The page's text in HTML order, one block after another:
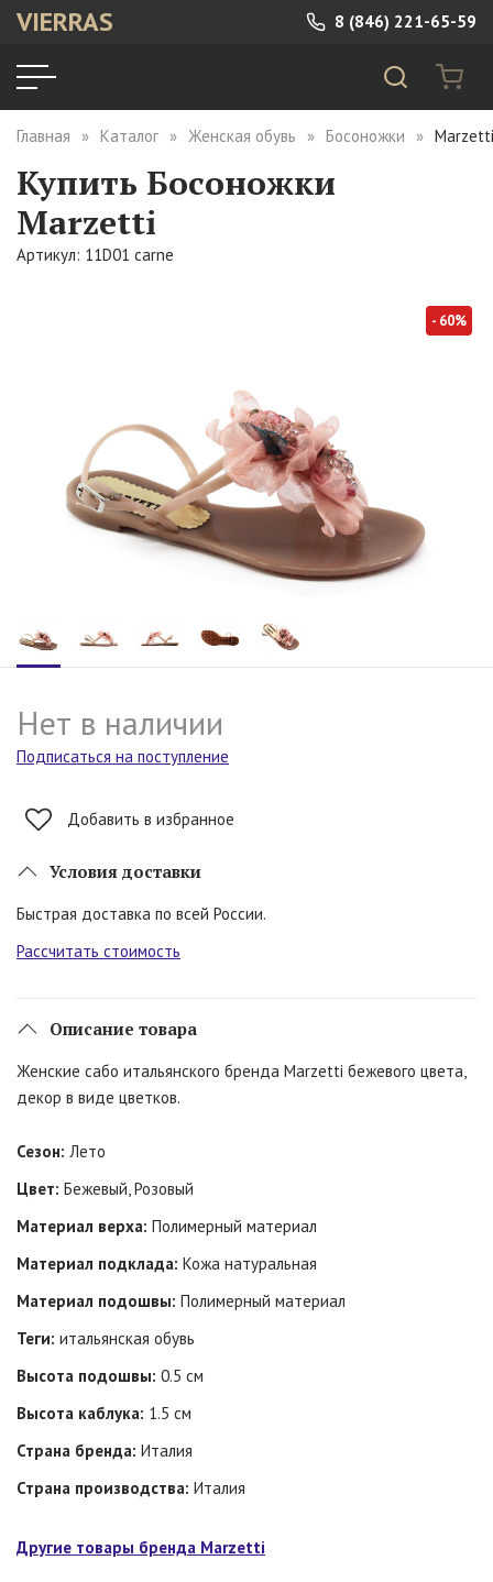
VIERRAS 8 (846) 221-65-59
Главная Каталог Женская обувь Босоножки
Купить Босоножки
Marzetti
Артикул: 11D01 carne
- 60%
Нет в наличии
Подписаться на поступление
Добавить в избранное
Условия доставки
Быстрая доставка по всей России.
Рассчитать стоимость
Описание товара
Женские сабо итальянского бренда Marzetti бежевого цвета,
декор в виде цветков.
Сезон: Лето
Цвет: Бежевый, Розовый
Материал верха: Полимерный материал
Материал подклада: Кожа натуральная
Материал подошвы: Полимерный материал
Теги: итальянская обувь
Высота подошвы: 0.5 см
Высота каблука: 1.5 см
Страна бренда: Италия
Страна производства: Италия
Другие товары бренда Marzetti